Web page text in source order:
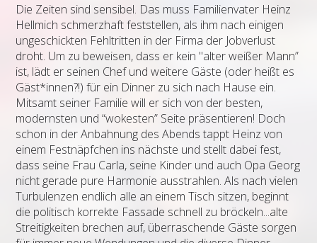
Die Zeiten sind sensibel. Das muss Familienvater Heinz
Hellmich schmerzhaft feststellen, als ihm nach einigen
ungeschickten Fehltritten in der Firma der Jobverlust
droht. Um zu beweisen, dass er kein "alter weißer Mann”
ist, lädt er seinen Chef und weitere Gäste (oder heißt es
Gäst*innen?!) für ein Dinner zu sich nach Hause ein.
Mitsamt seiner Familie will er sich von der besten,
modernsten und “wokesten” Seite präsentieren! Doch
schon in der Anbahnung des Abends tappt Heinz von
einem Festnäpfchen ins nächste und stellt dabei fest,
dass seine Frau Carla, seine Kinder und auch Opa Georg
nicht gerade pure Harmonie ausstrahlen. Als nach vielen
Turbulenzen endlich alle an einem Tisch sitzen, beginnt
die politisch korrekte Fassade schnell zu bröckeln...alte
Streitigkeiten brechen auf, überraschende Gäste sorgen